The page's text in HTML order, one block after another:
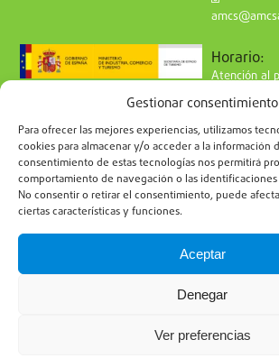
Gestionar consentimiento
Para ofrecer las mejores experiencias, utilizamos
cookies para almacenar y/o acceder a la información
consentimiento de estas tecnologías nos permitirá
comportamiento de navegación o las
No consentir o retirar el consentimiento, puede
ciertas características y funciones.
Aceptar
Denegar
Ver preferencias
Horario:
Atención al
de 9 a 15h
Síguenos en redes:
Suscríbete a nuestro boletín